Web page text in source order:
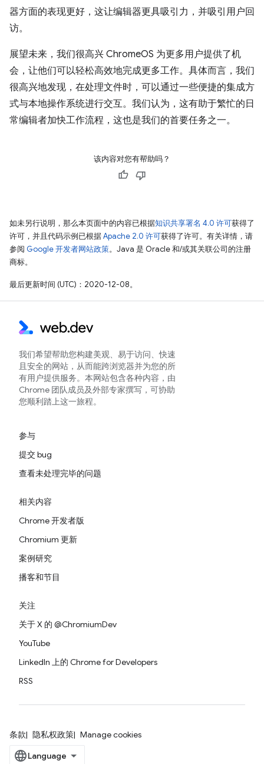
器方面的表现更好，这让编辑器更具吸引力，并吸引用户回
访。
展望未来，我们很高兴 ChromeOS 为更多用户提供了机
会，让他们可以轻松高效地完成更多工作。具体而言，我们
很高兴地发现，在处理文件时，可以通过一些便捷的集成方
式与本地操作系统进行交互。我们认为，这有助于繁忙的日
常编辑者加快工作流程，这也是我们的首要任务之一。
该内容对您有帮助吗？
如未另行说明，那么本页面中的内容已根据知识共享署名 4.0 许可获得了
许可，并且代码示例已根据Apache 2.0 许可获得了许可。有关详情，请
参阅 Google 开发者网站政策。Java 是 Oracle 和/或其关联公司的注册
商标。
最后更新时间 (UTC)：2020-12-08。
我们希望帮助您构建美观、易于访问、快速
且安全的网站，从而能跨浏览器并为您的所
有用户提供服务。本网站包含各种内容，由
Chrome 团队成员及外部专家撰写，可协助
您顺利踏上这一旅程。
参与
提交 bug
查看未处理完毕的问题
相关内容
Chrome 开发者版
Chromium 更新
案例研究
播客和节目
关注
关于 X 的 @ChromiumDev
YouTube
LinkedIn 上的 Chrome for Developers
RSS
条款 隐私权政策 Manage cookies